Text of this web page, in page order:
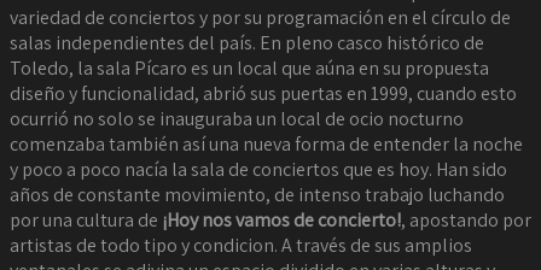
variedad de conciertos y por su programación en el círculo de
salas independientes del país. En pleno casco histórico de
Toledo, la sala Pícaro es un local que aúna en su propuesta
diseño y funcionalidad, abrió sus puertas en 1999, cuando esto
ocurrió no solo se inauguraba un local de ocio nocturno
comenzaba también así­ una nueva forma de entender la noche
y poco a poco nací­a la sala de conciertos que es hoy. Han sido
años de constante movimiento, de intenso trabajo luchando
por una cultura de ¡Hoy nos vamos de concierto!, apostando por
artistas de todo tipo y condicion. A través de sus amplios